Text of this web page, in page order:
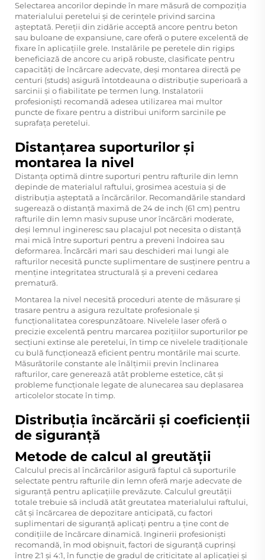
Selectarea ancorilor depinde în mare măsură de compoziția
materialului peretelui și de cerințele privind sarcina
așteptată. Pereții din zidărie acceptă ancore pentru beton
sau buloane de expansiune, care oferă o putere excelentă de
fixare în aplicațiile grele. Instalările pe peretele din rigips
beneficiază de ancore cu aripă robuste, clasificate pentru
capacități de încărcare adecvate, deși montarea directă pe
centuri (studs) asigură întotdeauna o distribuție superioară a
sarcinii și o fiabilitate pe termen lung. Instalatorii
profesioniști recomandă adesea utilizarea mai multor
puncte de fixare pentru a distribui uniform sarcinile pe
suprafața peretelui.
Distanțarea suporturilor și
montarea la nivel
Distanța optimă dintre suporturi pentru rafturile din lemn
depinde de materialul raftului, grosimea acestuia și de
distribuția așteptată a încărcărilor. Recomandările standard
sugerează o distanță maximă de 24 de inch (61 cm) pentru
rafturile din lemn masiv supuse unor încărcări moderate,
deși lemnul ingineresc sau placajul pot necesita o distanță
mai mică între suporturi pentru a preveni îndoirea sau
deformarea. Încărcări mari sau deschideri mai lungi ale
rafturilor necesită puncte suplimentare de susținere pentru a
menține integritatea structurală și a preveni cedarea
prematură.
Montarea la nivel necesită proceduri atente de măsurare și
trasare pentru a asigura rezultate profesionale și
funcționalitatea corespunzătoare. Nivelele laser oferă o
precizie excelentă pentru marcarea pozițiilor suporturilor pe
secțiuni extinse ale peretelui, în timp ce nivelele tradiționale
cu bulă funcționează eficient pentru montările mai scurte.
Măsurătorile constante ale înălțimii previn înclinarea
rafturilor, care generează atât probleme estetice, cât și
probleme funcționale legate de alunecarea sau deplasarea
articolelor stocate în timp.
Distribuția încărcării și coeficienții
de siguranță
Metode de calcul al greutății
Calculul precis al încărcărilor asigură faptul că suporturile
selectate pentru rafturile din lemn oferă marje adecvate de
siguranță pentru aplicațiile prevăzute. Calculul greutății
totale trebuie să includă atât greutatea materialului raftului,
cât și încărcarea de depozitare anticipată, cu factori
suplimentari de siguranță aplicați pentru a ține cont de
condițiile de încărcare dinamică. Inginerii profesioniști
recomandă, în mod obișnuit, factori de siguranță cuprinși
între 2:1 și 4:1, în funcție de gradul de criticitate al aplicației și